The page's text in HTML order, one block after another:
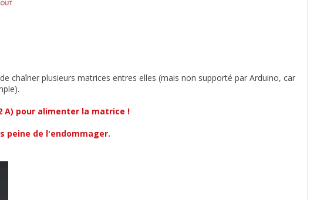
chaîner plusieurs matrices entres elles (mais non supporté par Arduino, car
pour alimenter la matrice !
peine de l'endommager.